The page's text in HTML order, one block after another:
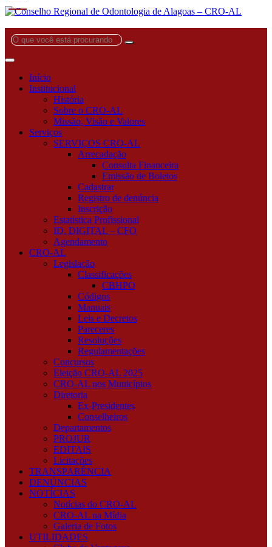
O
você
procurando?
Início
Institucional
História
Sobre o CRO-AL
Missão, Visão e Valores
Serviços
SERVIÇOS CRO-AL
Arrecadação
Consulta Financeira
Emissão de Boletos
Cadastrar
Registro de denúncia
Inscrição
Estatística Profissional
ID. DIGITAL – CFO
Agendamento
CRO-AL
Legislação
Classificações
CBHPO
Códigos
Manuais
Leis e Decretos
Pareceres
Resoluções
Regulamentações
Concursos
Eleição CRO-AL 2025
CRO-AL nos Municípios
Diretoria
Ex-Presidentes
Conselheiros
Departamentos
PROJUR
EDITAIS
Licitações
TRANSPARÊNCIA
DENÚNCIAS
NOTÍCIAS
Notícias do CRO-AL
CRO-AL na Mídia
Galeria de Fotos
UTILIDADES